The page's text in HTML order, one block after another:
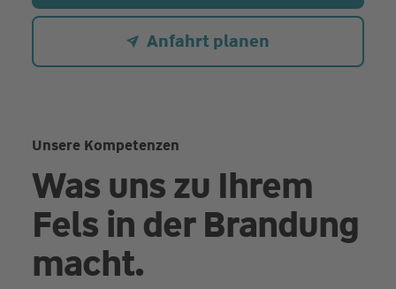
Anfahrt planen
Unsere Kompetenzen
Was uns zu Ihrem
Fels in der Brandung
macht.